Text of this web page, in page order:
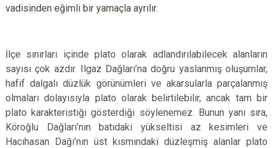
vadisinden eğimli bir yamaçla ayrılır.
İlçe sınırları içinde plato olarak adlandırılabilecek alanların
sayısı çok azdır. Ilgaz Dağları’na doğru yaslanmış oluşumlar,
hafif dalgalı düzlük görünümleri ve akarsularla parçalanmış
olmaları dolayısıyla plato olarak belirtilebilir, ancak tam bir
plato karakteristiği gösterdiği söylenemez. Bunun yanı sıra,
Köroğlu Dağları’nın batıdaki yükseltisi az kesimleri ve
Hacıhasan Dağı’nın üst kısmındaki düzleşmiş alanlar plato